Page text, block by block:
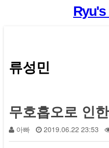
류성민
아빠 2019.06.22 23:53
Ryu's